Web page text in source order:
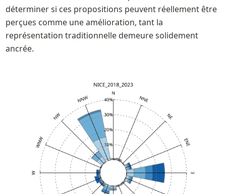
déterminer si ces propositions peuvent réellement être
perçues comme une amélioration, tant la
représentation traditionnelle demeure solidement
ancrée.